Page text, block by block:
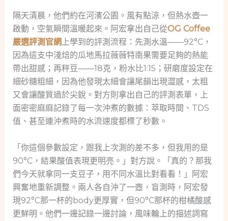
隔天清晨，他們約在河濱公園。風有點涼，但熱水壺一
啟動，空氣瞬間溫暖起來。阿宏拿出自己從OG Coffee
嚴選評測官網 上學到的評測流程：先測水溫——92°C，
因為這支中淺焙的瓜地馬拉薇薇特南果需要足夠的熱能
帶出甜感；再秤豆——18克，粉水比1:15；研磨度設定在
細砂糖粗細，因為他發現太細會讓尾韻出現澀感，太粗
又會讓酸質過於尖銳。對方則拿出自己的評測表單，上
面密密麻麻記錄了每一次沖煮的數據：萃取時間、TDS
值、甚至連沖煮時的水流速度都標了秒數。
「你這個參數設定，跟我上次測的差不多，但我用的是
90°C，結果酸值表現更明亮。」對方說。「真的？那我
們今天就拿同一支豆子，用不同水溫比對看看！」阿宏
興奮地重新調整。兩人各自沖了一壺，盲測時，阿宏發
現92°C那一杯的body更厚實，但90°C那杯的柑橘酸感
更鮮明。他們一邊記錄一邊討論，風味輪上的描述詞寫